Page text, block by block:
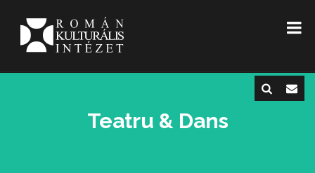
Teatru & Dans